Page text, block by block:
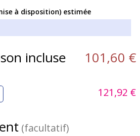
à disposition) estimée
incluse 101,60 €
121,92 €
(facultatif)